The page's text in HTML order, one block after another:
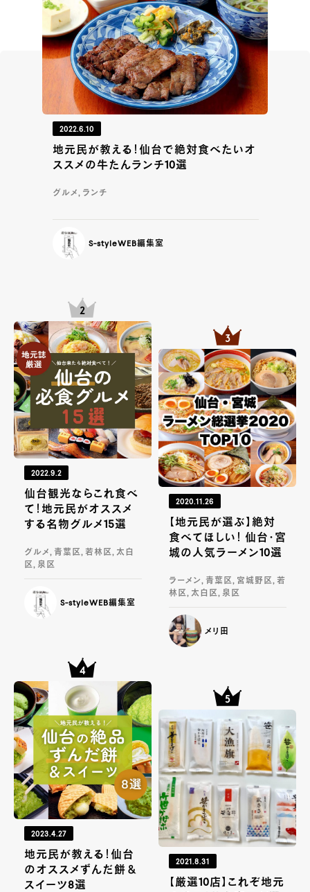
2022.6.10
地元民が教える！仙台で絶対食べたいオ
ススメの牛たんランチ10選
グルメ, ランチ
S-styleWEB編集室
2022.9.2
仙台観光ならこれ食べ
て！地元民がオススメ
する名物グルメ15選
グルメ, 青葉区, 若林区, 太白
区, 泉区
S-styleWEB編集室
2020.11.26
【地元民が選ぶ】絶対
食べてほしい！ 仙台・宮
城の人気ラーメン10選
ラーメン, 青葉区, 宮城野区, 若
林区, 太白区, 泉区
メリ田
2023.4.27
地元民が教える！仙台
のオススメずんだ餅＆
スイーツ8選
2021.8.31
【厳選10店】これぞ地元